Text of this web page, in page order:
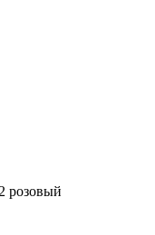
розовый